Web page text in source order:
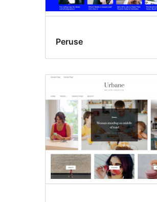
Peruse